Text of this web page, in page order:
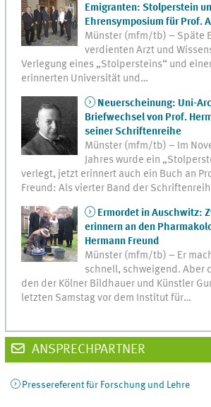
Emigranten: Stolperstein
Ehrensymposium für Prof.
Münster (mfm/tb) – Späte
verdienten Arzt und
Verlegung eines „Stolpersteins“ und
erinnerten Universität und…
Neuerscheinung: Uni-
Briefwechsel von Prof.
seiner Schriftenreihe
Münster (mfm/tb) – Im
Jahres wurde ein
verlegt, jetzt erinnert auch ein Buch an
Freund: Als vierter Band der
Ermordet in Auschwitz:
erinnern an den
Hermann Freund
Münster (mfm/tb) – Er
schnell, schweigend. Aber
den der Kölner Bildhauer und Künstler
letzten Samstag vor dem Institut für…
ANSPRECHPARTNER
Pressereferent für Forschung und Lehre